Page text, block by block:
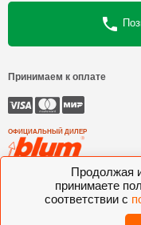
Продолжая
принимаете
соответствии с
Принимаем к оплате
ОФИЦИАЛЬНЫЙ ДИЛЕР
Интеркомплект,
Комлектующие для мебели